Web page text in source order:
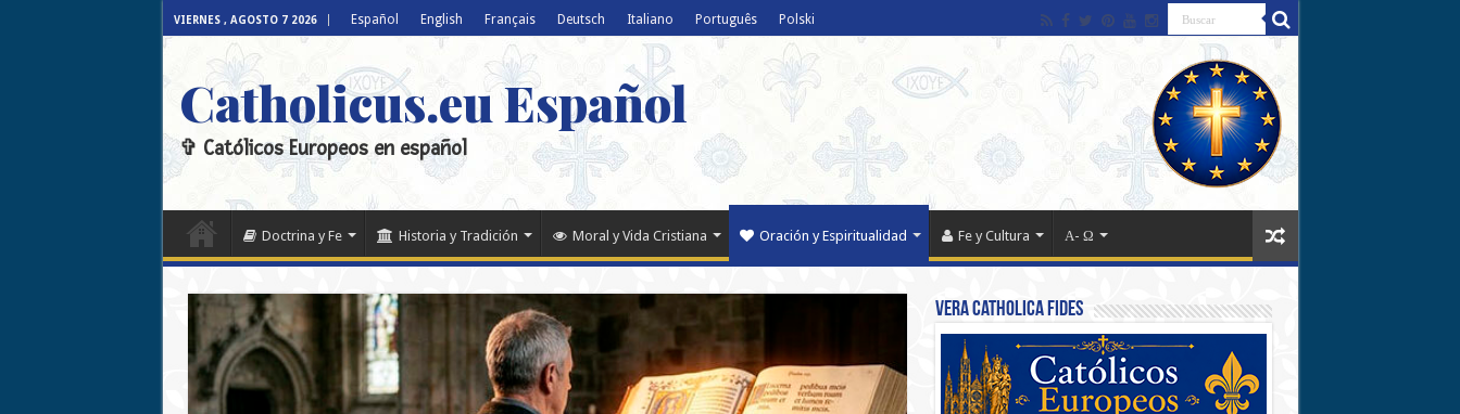
VIERNES , AGOSTO 7 2026 Español English Français Deutsch Italiano Português Polski
Catholicus.eu Español
✞ Católicos Europeos en español
Doctrina y Fe Historia y Tradición Moral y Vida Cristiana Oración y Espiritualidad Fe y Cultura Α- Ω
Vera Catholica Fides